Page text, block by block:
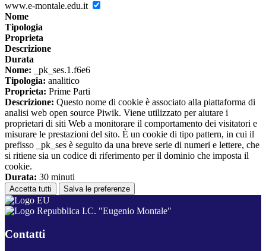
www.e-montale.edu.it
Nome
Tipologia
Proprieta
Descrizione
Durata
Nome: _pk_ses.1.f6e6
Tipologia: analitico
Proprieta: Prime Parti
Descrizione: Questo nome di cookie è associato alla piattaforma di
analisi web open source Piwik. Viene utilizzato per aiutare i
proprietari di siti Web a monitorare il comportamento dei visitatori e
misurare le prestazioni del sito. È un cookie di tipo pattern, in cui il
prefisso _pk_ses è seguito da una breve serie di numeri e lettere, che
si ritiene sia un codice di riferimento per il dominio che imposta il
cookie.
Durata: 30 minuti
Accetta tutti Salva le preferenze
I.C. "Eugenio Montale"
Contatti